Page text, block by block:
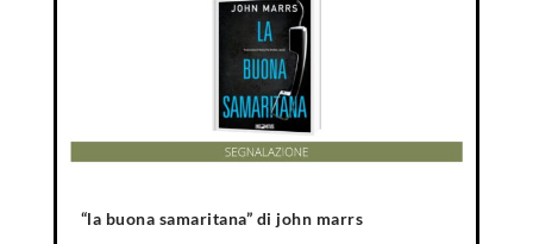
“la buona samaritana” di john marrs